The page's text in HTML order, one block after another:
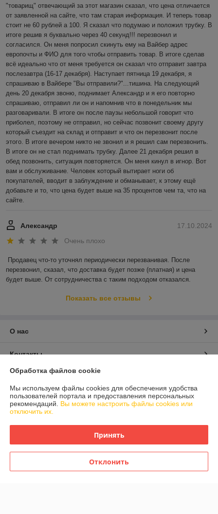
"товарищ" отвечающий за этот магазин сказал, что цена отличается
от заявленной на сайте, что там старая информация. И теперь товар
стоит не 60 рублей а 100. Я сказал что подумаю и положил трубку. В
итоге решив я буквально через 40 секунд!!! перезвонил и
согласился. Он меня попросил скинуть ему на Вайбер адрес
европочты и ФИО для того чтобы отправить товар. В итоге сделав
всё идеально что от меня требуется он сказал что отправит завтра
послезавтра (16-17 декабря). Наступает пятница 19 декабря, я
спрашиваю в Вайбере "Вы отправили?"...тишина. На следующий
день 20 декабря звоню, поднимает Александр и я его повторно
спрашиваю, отправил ли он и напомнив что в понедельник мы
разговаривали. В итоге он после паузы небольшой говорит что
приболел, поэтому не отправил, но сейчас позвонит своему другу
который съездит на склад и отправит и что он перезвонит после
этого. В итоге вечером никто не звонил и я решил сам перезвонить.
В итоге он не стал поднимать трубку. Далее 21 декабря решил в
обед позвонить, ситуация повторяется. Он меня кинул в игнор. Вот
вам и обслуживание. Человек который вытирает ноги об
покупателей, вводит в заблуждение и обманывает, к этому ещё
добавьте и то, что цена будет выше на 35 процентов чем та, что на
сайте.
17.10.2024
Александр
Очень плохо
Продавец что-то уточнял периодически перезванивая. После
перезвонил, сказал, что доставка будет позже (платная) и цена
будет выше. От сотрудничества с таким подходом отказался.
Показать все отзывы
О нас
Контакты
Доставка и оплата
График работы
Политика обработки cookies
Обработка файлов cookie
Мы используем файлы cookies для обеспечения удобства
пользователей портала и предоставления персональных
рекомендаций. Вы можете настроить файлы cookies или
отключить их.
Принять
Отклонить